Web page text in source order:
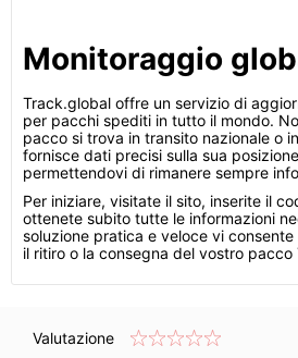
Monitoraggio
Track.global offre un servizio di
per pacchi spediti in tutto il mondo.
pacco si trova in transito nazionale o
fornisce dati precisi sulla sua
permettendovi di rimanere sempre
Per iniziare, visitate il sito, inserite il
ottenete subito tutte le informazioni
soluzione pratica e veloce vi
il ritiro o la consegna del vostro pacco
Valutazione